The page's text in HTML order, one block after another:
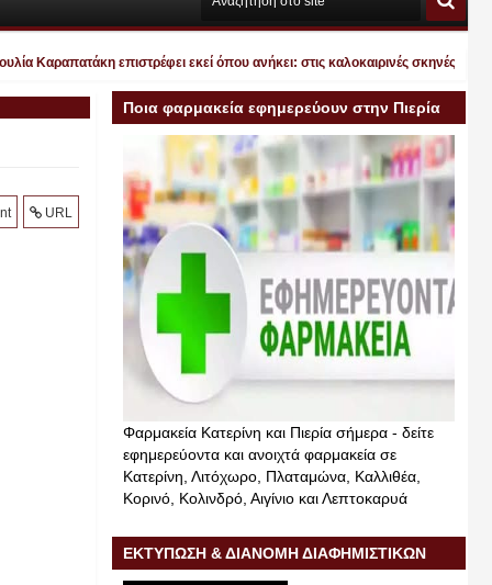
Καραπατάκη επιστρέφει εκεί όπου ανήκει: στις καλοκαιρινές σκηνές, κάτω
URL
Ποια φαρμακεία εφημερεύουν στην Πιερία
σήμερα
Φαρμακεία Κατερίνη και Πιερία σήμερα - δείτε
εφημερεύοντα και ανοιχτά φαρμακεία σε
Κατερίνη, Λιτόχωρο, Πλαταμώνα, Καλλιθέα,
Κορινό, Κολινδρό, Αιγίνιο και Λεπτοκαρυά
ΕΚΤΥΠΩΣΗ & ΔΙΑΝΟΜΗ ΔΙΑΦΗΜΙΣΤΙΚΩΝ